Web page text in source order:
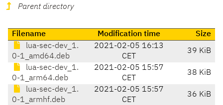
Parent directory
Filename Modification time
Size
lua-sec-dev_1.
0-1_amd64.deb
2021-02-05 16:13
CET
39 KiB
lua-sec-dev_1.
0-1_arm64.deb
2021-02-05 15:57
CET
38 KiB
lua-sec-dev_1.
0-1_armhf.deb
2021-02-05 15:57
CET
36 KiB